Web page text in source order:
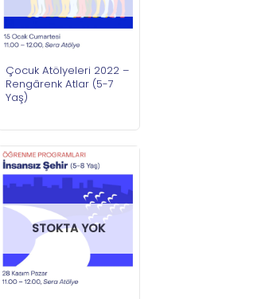
Çocuk Atölyeleri 2022 –
Rengârenk Atlar (5-7
Yaş)
STOKTA YOK